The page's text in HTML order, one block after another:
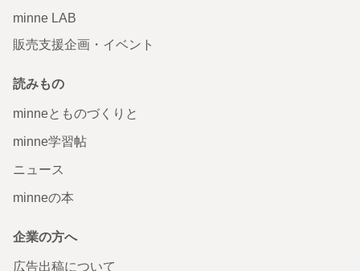
minne LAB
販売支援企画・イベント
読みもの
minneとものづくりと
minne学習帖
ニュース
minneの本
企業の方へ
広告出稿について